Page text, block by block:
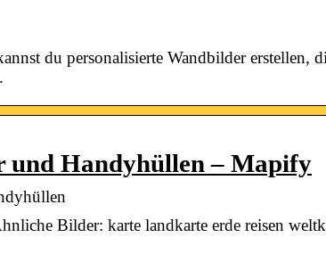
du personalisierte Wandbilder erstellen,
und Handyhüllen – Mapify
Bilder: karte landkarte erde reisen